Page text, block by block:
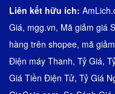
Liên kết hữu ích:
Giá, mgg.vn, Mã giảm giá
hàng trên shopee, mã
Điện máy Thanh, Tỷ Giá,
Giá Tiền Điện Tử, Tỷ Giá